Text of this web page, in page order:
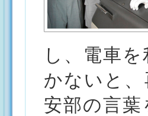
し、電車
かないと
安部の言